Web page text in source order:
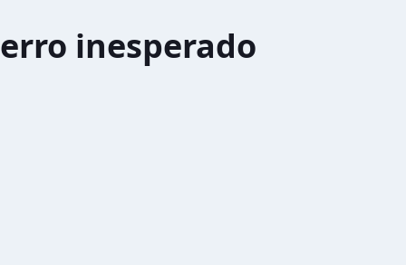
erro inesperado